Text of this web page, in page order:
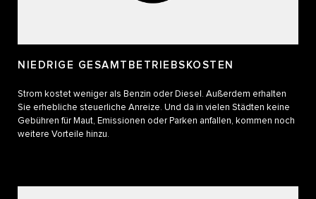
NIEDRIGE GESAMTBETRIEBSKOSTEN
Strom kostet weniger als Benzin oder Diesel. Außerdem erhalten
Sie erhebliche steuerliche Anreize. Und da in vielen Städten keine
Gebühren für Maut, Emissionen oder Parken anfallen, kommen noch
weitere Vorteile hinzu.